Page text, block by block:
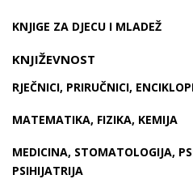
KNJIGE ZA DJECU I MLADEŽ
KNJIŽEVNOST
RJEČNICI, PRIRUČNICI,
MATEMATIKA, FIZIKA, KEMIJA
MEDICINA, STOMATOLOGIJA,
PSIHIJATRIJA